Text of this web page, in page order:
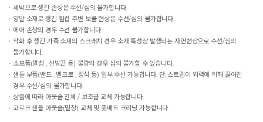
세탁으로 생긴 손상은 수선/심의 불가합니다.
양말 소재로 생긴 힐컵 주변 보풀 현상은 수선/심의 불가합니다.
에어 손상의 경우 수선 불가합니다.
착화 후 생긴 가죽 소재의 스크래치 경우 소재 특성상 발생되는 자연현상으로 수선/심의
불가합니다.
소모품(깔창 , 신발끈 등) 불량의 경우 심의 불가할 수 있습니다.
샌들 부품(밴드 , 벨크로 , 장식 등) 일부 수선 가능합니다. 단, 스트랩이 외력에 의해 끊어진
경우 수선/심의 불가합니다.
상품에 따라 아웃솔 전체 / 보조굽 교체 가능합니다.
코르크 샌들 아웃솔(밑창) 교체 및 풋베드 크리닝 가능합니다.